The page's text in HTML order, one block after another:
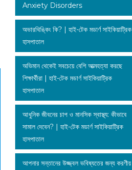
Anxiety Disorders
অভারথিঙ্কিং কি? | হাই-টেক মডার্ণ সাইকিয়াট্রিক
হাসপাতাল
অভিমান থেকেই সবচেয়ে বেশি আত্মহত্যা করছে
শিক্ষার্থীরা | হাই-টেক মডার্ণ সাইকিয়াট্রিক
হাসপাতাল
আধুনিক জীবনের চাপ ও মানসিক স্বাস্থ্য: কীভাবে
সামাল দেবেন? | হাই-টেক মডার্ণ সাইকিয়াট্রিক
হাসপাতাল
আপনার সন্তানের উজ্জ্বল ভবিষ্যতের জন্য করণীয়